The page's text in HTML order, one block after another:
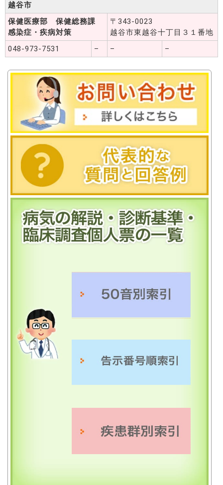
越谷市
保健医療部 保健総務課
感染症・疾病対策
〒343-0023
越谷市東越谷十丁目３１番地
048-973-7531
– – –